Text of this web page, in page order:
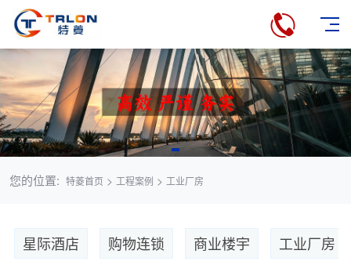
您的位置: 特菱首页 > 工程案例 > 工业厂房
星际酒店 购物连锁 商业楼宇 工业厂房